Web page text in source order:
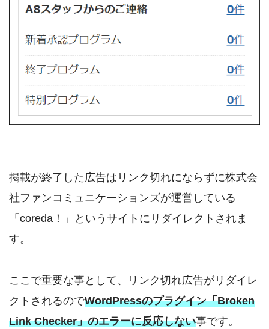
掲載が終了した広告はリンク切れにならずに株式会
社ファンコミュニケーションズが運営している
「coreda！」というサイトにリダイレクトされま
す。
ここで重要な事として、リンク切れ広告がリダイレ
クトされるのでWordPressのプラグイン「Broken
Link Checker」のエラーに反応しない事です。